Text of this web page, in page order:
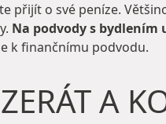
přijít o své peníze.
Na podvody s bydlením
k finančnímu podvodu.
A